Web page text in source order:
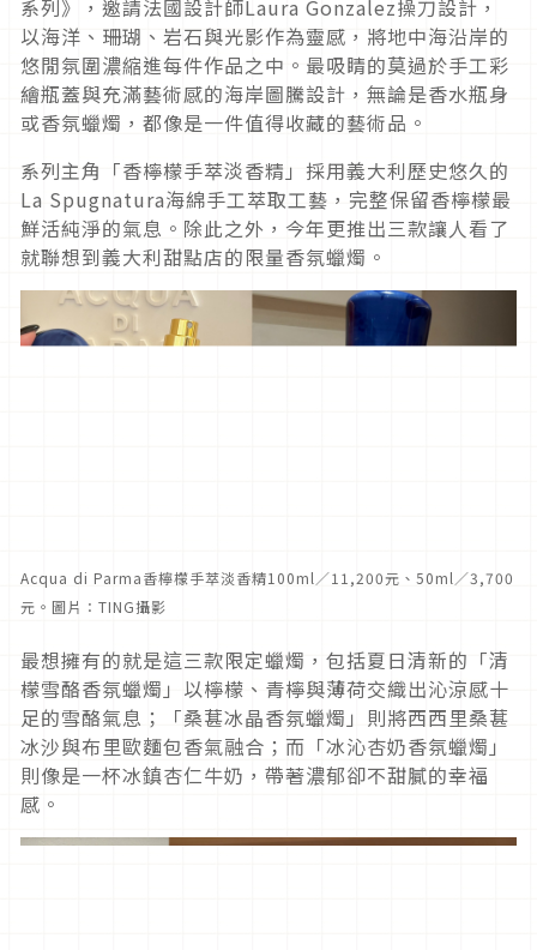
系列》，邀請法國設計師Laura Gonzalez操刀設計，
以海洋、珊瑚、岩石與光影作為靈感，將地中海沿岸的
悠閒氛圍濃縮進每件作品之中。最吸睛的莫過於手工彩
繪瓶蓋與充滿藝術感的海岸圖騰設計，無論是香水瓶身
或香氛蠟燭，都像是一件值得收藏的藝術品。
系列主角「香檸檬手萃淡香精」採用義大利歷史悠久的
La Spugnatura海綿手工萃取工藝，完整保留香檸檬最
鮮活純淨的氣息。除此之外，今年更推出三款讓人看了
就聯想到義大利甜點店的限量香氛蠟燭。
Acqua di Parma香檸檬手萃淡香精100ml／11,200元、50ml／3,700
元。圖片：TING攝影
最想擁有的就是這三款限定蠟燭，包括夏日清新的「清
檬雪酪香氛蠟燭」以檸檬、青檸與薄荷交織出沁涼感十
足的雪酪氣息；「桑葚冰晶香氛蠟燭」則將西西里桑葚
冰沙與布里歐麵包香氣融合；而「冰沁杏奶香氛蠟燭」
則像是一杯冰鎮杏仁牛奶，帶著濃郁卻不甜膩的幸福
感。